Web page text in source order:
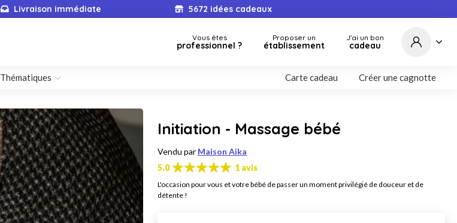
Livraison immédiate 5672 idées cadeaux
Vous êtes
professionnel ?
Proposer un
établissement
J'ai un bon
cadeau
Thématiques Carte cadeau Créer une cagnotte
Initiation - Massage bébé
Vendu par Maison Aika
5.0
1 avis
L'occasion pour vous et votre bébé de passer un moment privilégié de douceur et de
détente !